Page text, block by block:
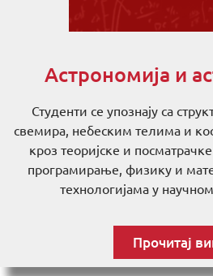
Астрономија и
Студенти се упознају са
свемира, небеским телима и
кроз теоријске и
програмирање, физику и
технологијама у
Прочитај